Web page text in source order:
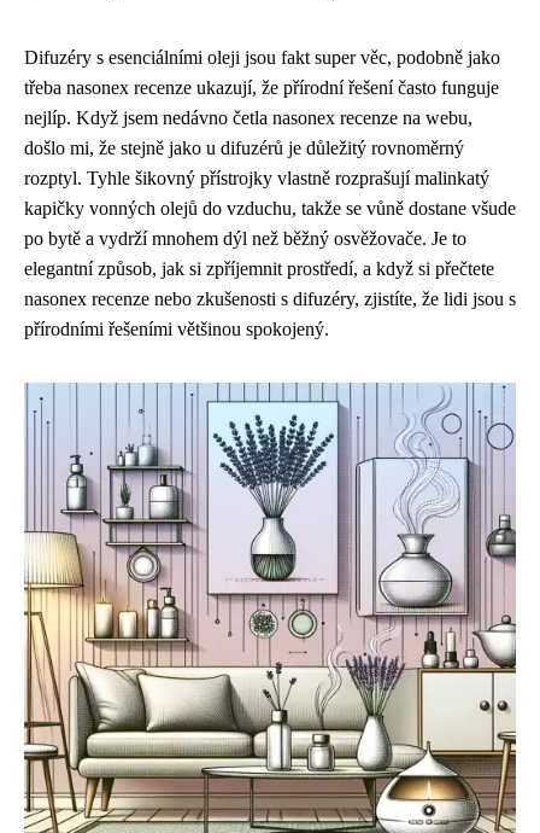
Difuzéry s esenciálními oleji jsou fakt super věc, podobně jako
třeba nasonex recenze ukazují, že přírodní řešení často funguje
nejlíp. Když jsem nedávno četla nasonex recenze na webu,
došlo mi, že stejně jako u difuzérů je důležitý rovnoměrný
rozptyl. Tyhle šikovný přístrojky vlastně rozprašují malinkatý
kapičky vonných olejů do vzduchu, takže se vůně dostane všude
po bytě a vydrží mnohem dýl než běžný osvěžovače. Je to
elegantní způsob, jak si zpříjemnit prostředí, a když si přečtete
nasonex recenze nebo zkušenosti s difuzéry, zjistíte, že lidi jsou s
přírodními řešeními většinou spokojený.